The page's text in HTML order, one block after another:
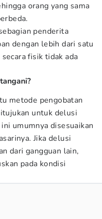
orang yang sama
penderita
dengan lebih dari satu
fisik tidak ada
metode pengobatan
untuk delusi
umumnya disesuaikan
Jika delusi
dari gangguan lain,
pada kondisi